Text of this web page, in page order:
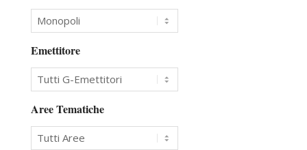
Emettitore
Aree Tematiche